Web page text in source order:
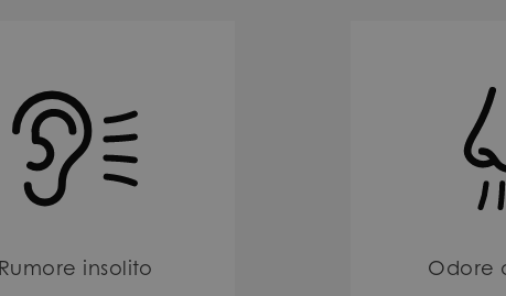
Rumore insolito Odore